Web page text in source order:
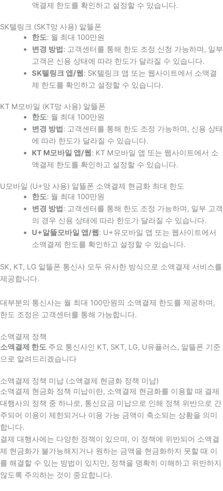
액결제 한도를 확인하고 설정할 수 있습니다.
SK텔링크 (SKT망 사용) 알뜰폰
한도: 월 최대 100만원
변경 방법 : 고객센터를 통해 한도 조정 신청 가능하며, 일부
고객은 신용 상태에 따라 한도가 달라질 수 있습니다.
SK텔링크 앱/웹 : SK텔링크 앱 또는 웹사이트에서 소액결
제 한도를 확인하고 설정할 수 있습니다.
KT M모바일 (KT망 사용) 알뜰폰
한도: 월 최대 100만원
변경 방법 : 고객센터를 통해 한도 조정 가능하며, 신용 상태
에 따라 한도가 달라질 수 있습니다.
KT M모바일 앱/웹 : KT M모바일 앱 또는 웹사이트에서 소
액결제 한도를 확인하고 설정할 수 있습니다.
U모바일 (U+망 사용) 알뜰폰 소액결제 현금화 최대 한도
한도: 월 최대 100만원
변경 방법 : 고객센터를 통해 한도 조정 가능하며, 일부 고객
의 경우 신용 상태에 따라 한도가 달라질 수 있습니다.
U+알뜰모바일 앱/웹 : U+유모바일 앱 또는 웹사이트에서
소액결제 한도를 확인하고 설정할 수 있습니다.
SK, KT, LG 알뜰폰 통신사 모두 유사한 방식으로 소액결제 서비스를
제공합니다.
대부분의 통신사는 월 최대 100만원의 소액결제 한도를 제공하며,
한도 조정은 고객센터를 통해 가능합니다.
소액결제 정책
소액결제 한도 주요 통신사인 KT, SKT, LG, U유플러스, 알뜰폰 기준
으로 알려드리겠습니다
소액결제 정책 미납 (소액결제 현금화 정책 미납)
소액결제 현금화 정책 미납이란, 소액결제 현금화를 이용할 때 결제
대행사의 정책 중 하나로, 통신요금 미납으로 인해 정책 위반으로 간
주되어 이용이 제한되거나 이용 가능 금액이 축소되는 상황을 의미
합니다.
결제 대행사에는 다양한 정책이 있으며, 이 정책에 위반되어 소액결
제 현금화가 불가능해지거나 원하는 금액을 현금화하지 못할 때 이
를 해결할 수 있는 방법이 있지만, 정책을 명확히 이해하고 위반하지
않도록 주의하는 것이 중요합니다.